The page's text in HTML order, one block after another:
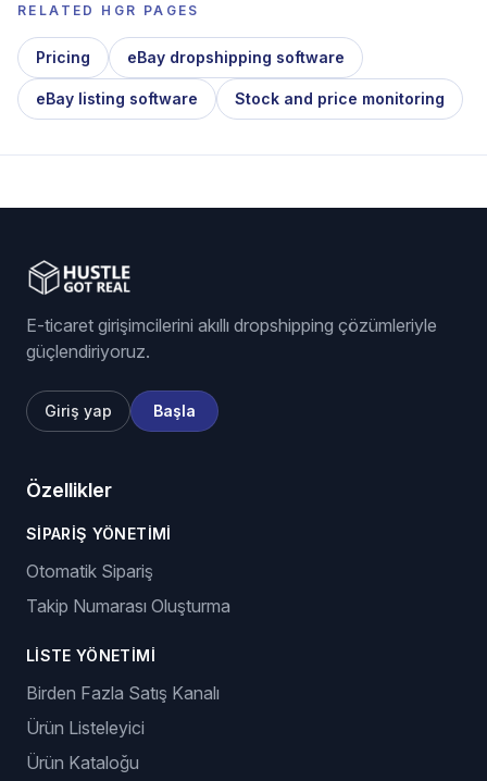
RELATED HGR PAGES
Pricing eBay dropshipping software
eBay listing software Stock and price monitoring
E-ticaret girişimcilerini akıllı dropshipping çözümleriyle
güçlendiriyoruz.
Giriş yap Başla
Özellikler
SIPARIŞ YÖNETIMI
Otomatik Sipariş
Takip Numarası Oluşturma
LISTE YÖNETIMI
Birden Fazla Satış Kanalı
Ürün Listeleyici
Ürün Kataloğu